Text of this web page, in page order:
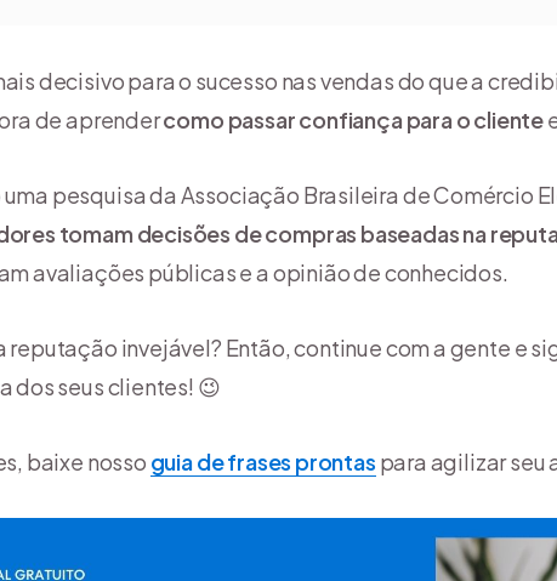
decisivo para o sucesso nas vendas do que a
de aprendercomo passar confiança para o cliente
pesquisa da Associação Brasileira de Comércio
tomam decisões de compras baseadas na
avaliações públicas e a opinião de conhecidos.
reputação invejável? Então, continue com a gente e
dos seus clientes! 😉
baixe nosso guia de frases prontas para agilizar seu